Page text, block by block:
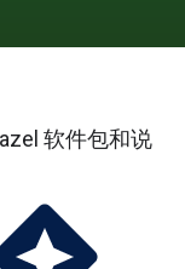
软件包和说